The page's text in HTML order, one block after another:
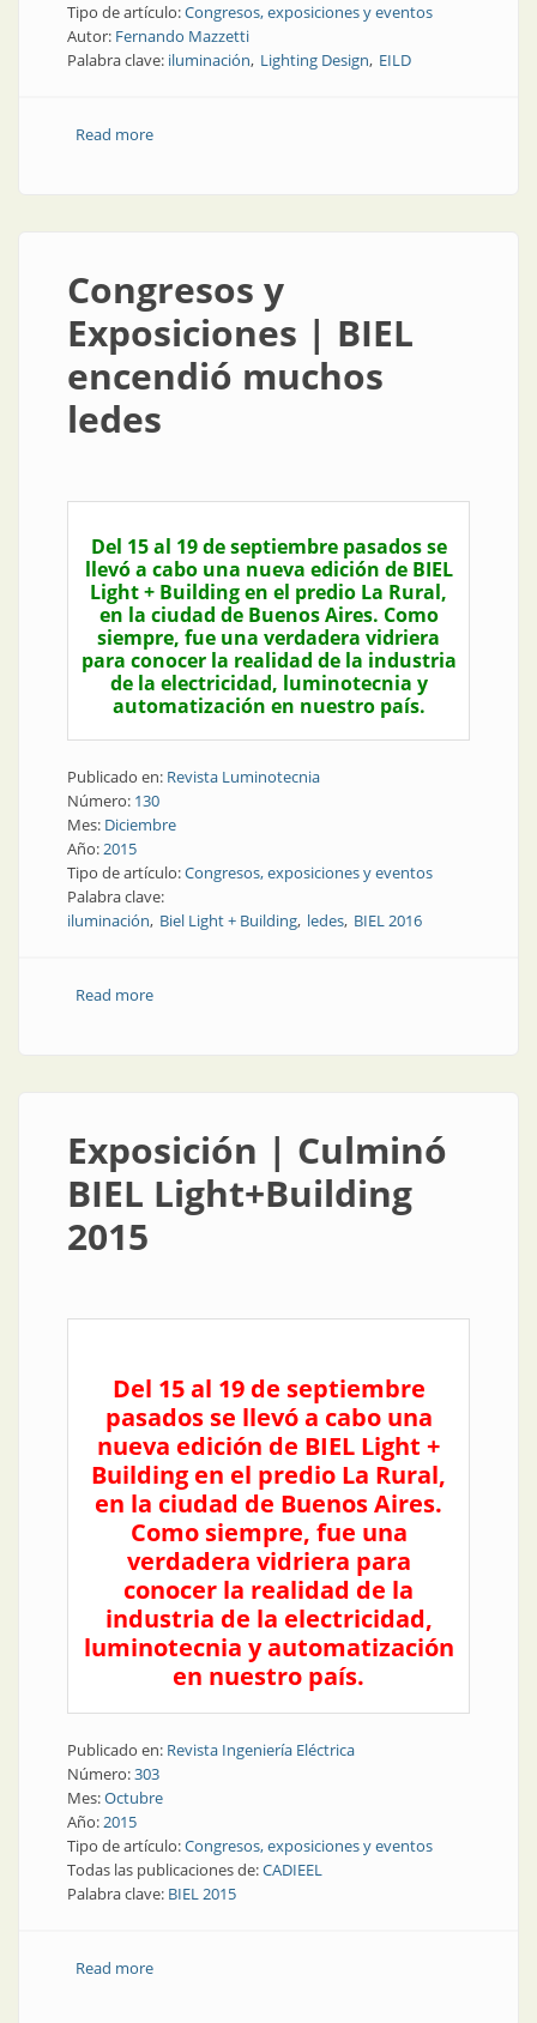
Tipo de artículo:Congresos, exposiciones y eventos
Autor: Fernando Mazzetti
Palabra clave: iluminación Lighting Design EILD
Read moreabout Congresos y Exposiciones | Encuentro
Congresos y
Exposiciones | BIEL
encendió muchos
ledes
Del 15 al 19 de septiembre pasados se
llevó a cabo una nueva edición de BIEL
Light + Building en el predio La Rural,
en la ciudad de Buenos Aires. Como
siempre, fue una verdadera vidriera
para conocer la realidad de la industria
de la electricidad, luminotecnia y
automatización en nuestro país.
Publicado en: Revista Luminotecnia
Número: 130
Mes: Diciembre
Año:2015
Tipo de artículo:Congresos, exposiciones y eventos
Palabra clave:
iluminación Biel Light + Building ledes BIEL 2016
Read moreabout Congresos y Exposiciones | BIEL encendió
Exposición | Culminó
BIEL Light+Building
2015
Del 15 al 19 de septiembre
pasados se llevó a cabo una
nueva edición de BIEL Light +
Building en el predio La Rural,
en la ciudad de Buenos Aires.
Como siempre, fue una
verdadera vidriera para
conocer la realidad de la
industria de la electricidad,
luminotecnia y automatización
en nuestro país.
Publicado en: Revista Ingeniería Eléctrica
Número:303
Mes:Octubre
Año:2015
Tipo de artículo:Congresos, exposiciones y eventos
Todas las publicaciones de:CADIEEL
Palabra clave: BIEL 2015
Read moreabout Exposición | Culminó BIEL Light+Building 2015